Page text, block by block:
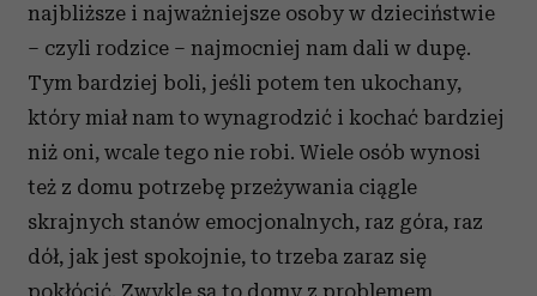
najbliższe i najważniejsze osoby w dzieciństwie
– czyli rodzice – najmocniej nam dali w dupę.
Tym bardziej boli, jeśli potem ten ukochany,
który miał nam to wynagrodzić i kochać bardziej
niż oni, wcale tego nie robi. Wiele osób wynosi
też z domu potrzebę przeżywania ciągle
skrajnych stanów emocjonalnych, raz góra, raz
dół, jak jest spokojnie, to trzeba zaraz się